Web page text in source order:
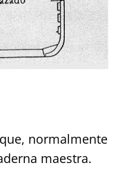
normalmente
maestra.